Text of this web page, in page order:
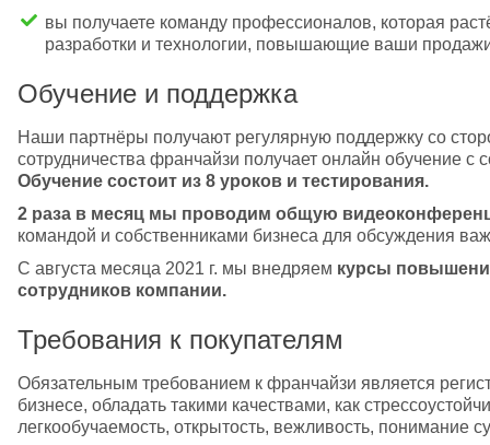
вы получаете команду профессионалов, которая
разработки и технологии, повышающие ваши
Обучение и поддержка
Наши партнёры получают регулярную поддержку со
сотрудничества франчайзи получает онлайн обучение с
Обучение состоит из 8 уроков и тестирования.
2 раза в месяц мы проводим общую
командой и собственниками бизнеса для обсуждения
С августа месяца 2021 г. мы внедряем курсы
сотрудников компании.
Требования к покупателям
Обязательным требованием к франчайзи является
бизнесе, обладать такими качествами, как
легкообучаемость, открытость, вежливость, понимание